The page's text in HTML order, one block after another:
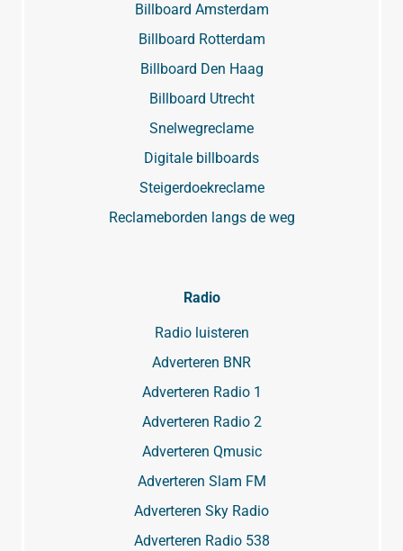
Billboard Amsterdam
Billboard Rotterdam
Billboard Den Haag
Billboard Utrecht
Snelwegreclame
Digitale billboards
Steigerdoekreclame
Reclameborden langs de weg
Radio
Radio luisteren
Adverteren BNR
Adverteren Radio 1
Adverteren Radio 2
Adverteren Qmusic
Adverteren Slam FM
Adverteren Sky Radio
Adverteren Radio 538